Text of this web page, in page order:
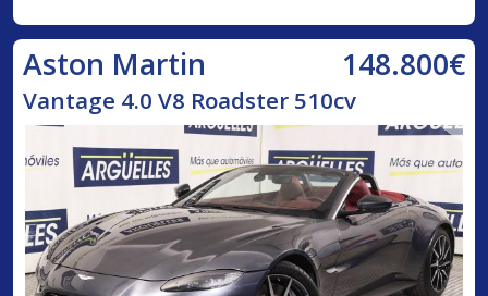
Aston Martin 148.800€
Vantage 4.0 V8 Roadster 510cv